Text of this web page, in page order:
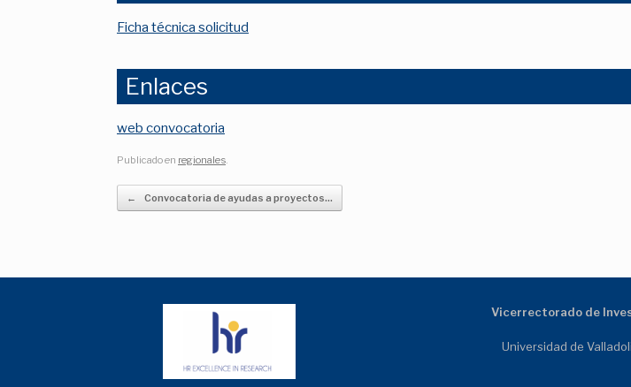
Ficha técnica solicitud
Enlaces
web convocatoria
Publicado en regionales.
Navegador de artículos
← Convocatoria de ayudas a proyectos…
Vicerrectorado de
Universidad de